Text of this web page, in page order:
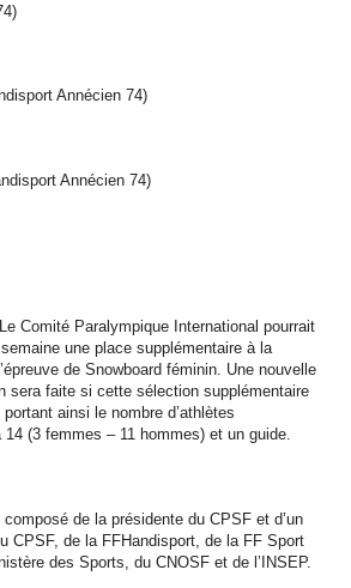
Annécien 74)
Annécien 74)
Comité Paralympique International pourrait
une place supplémentaire à la
de Snowboard féminin. Une nouvelle
sera faite si cette sélection supplémentaire
ainsi le nombre d’athlètes
(3 femmes – 11 hommes) et un guide.
de la présidente du CPSF et d’un
CPSF, de la FFHandisport, de la FF Sport
des Sports, du CNOSF et de l’INSEP.